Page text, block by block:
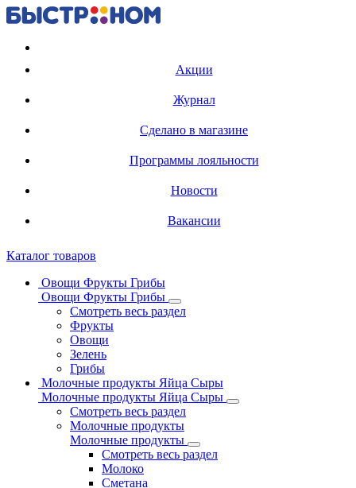
Акции
Журнал
Сделано в магазине
Программы лояльности
Новости
Вакансии
Каталог товаров
Овощи Фрукты Грибы
Овощи Фрукты Грибы
Смотреть весь раздел
Фрукты
Овощи
Зелень
Грибы
Молочные продукты Яйца Сыры
Молочные продукты Яйца Сыры
Смотреть весь раздел
Молочные продукты
Молочные продукты
Смотреть весь раздел
Молоко
Сметана